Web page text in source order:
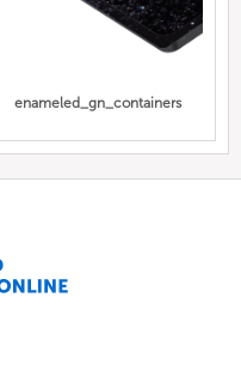
enameled_gn_containers